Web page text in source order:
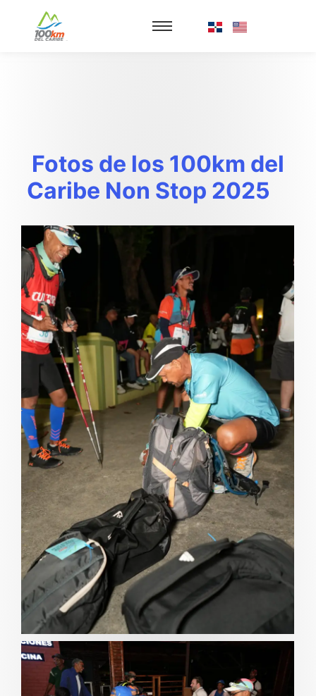
Fotos de los 100km del
Caribe Non Stop 2025